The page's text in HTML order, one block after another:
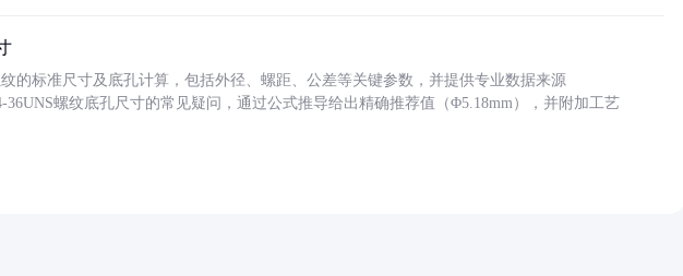
的标准尺寸及底孔计算，包括外径、螺距、公差等关键参数，并提供专业数据来源
36UNS螺纹底孔尺寸的常见疑问，通过公式推导给出精确推荐值（Φ5.18mm），并附加工艺